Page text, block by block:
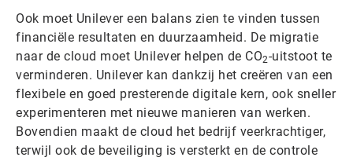
Ook moet Unilever een balans zien te vinden tussen
financiële resultaten en duurzaamheid. De migratie
naar de cloud moet Unilever helpen de CO2-uitstoot te
verminderen. Unilever kan dankzij het creëren van een
flexibele en goed presterende digitale kern, ook sneller
experimenteren met nieuwe manieren van werken.
Bovendien maakt de cloud het bedrijf veerkrachtiger,
terwijl ook de beveiliging is versterkt en de controle